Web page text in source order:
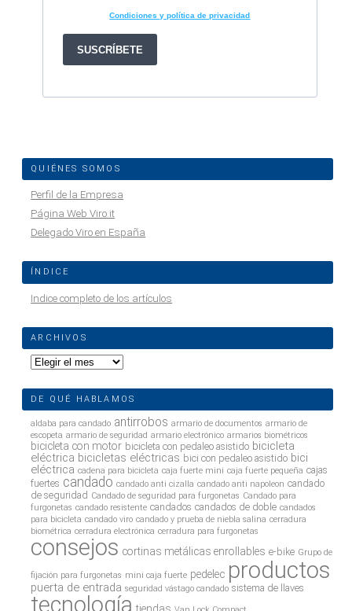
QUIÉNES SOMOS
Perfil de la Empresa
Página Web Viro.it
Delegado Viro en España
ÍNDICE
Indice completo de los artículos
ARCHIVOS
Archivos
DE QUÉ HABLAMOS
aldaba para candado antirrobos armario de documentos armario de
escopeta armario de seguridad armario electrónico armarios biométricos
bicicleta con motor bicicleta con pedaleo asistido bicicleta
eléctrica bicicletas eléctricas bici con pedaleo asistido bici
eléctrica cadena para bicicleta caja fuerte mini caja fuerte pequeña cajas
fuertes candado candado anti cizalla candado anti napoleon candado
de seguridad Candado de seguridad para furgonetas Candado para
furgonetas candado resistente candados candados de doble candados
para bicicleta candado viro candado y prueba de niebla salina cerradura
biométrica cerradura electrónica cerradura para furgonetas
consejos cortinas metálicas enrollables e-bike Grupo de
fijación para furgonetas mini caja fuerte pedelec productos
puerta de entrada seguridad vástago candado sistema de llaves
tecnología